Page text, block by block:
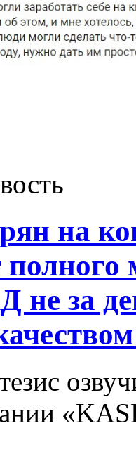
на
не за